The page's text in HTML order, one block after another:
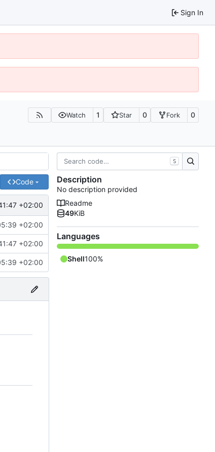
Sign In
Watch 1 Star 0 Fork 0
Code
+02:00
+02:00
+02:00
+02:00
S
Description
No description provided
Readme
49KiB
Languages
Shell100%